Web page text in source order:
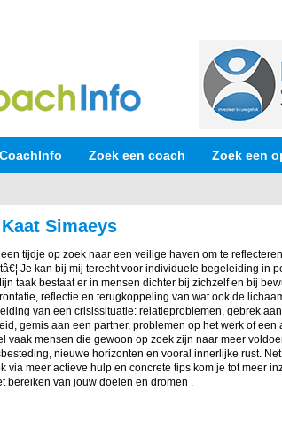
Zoek een coach Zoek een
Simaeys
tijdje op zoek naar een veilige haven om te
Je kan bij mij terecht voor individuele begeleiding in
taak bestaat er in mensen dichter bij zichzelf en bij
reflectie en terugkoppeling van wat ook de
van een crisissituatie: relatieproblemen, gebrek
gemis aan een partner, problemen op het werk of een
vaak mensen die gewoon op zoek zijn naar meer
nieuwe horizonten en vooral innerlijke rust.
via meer actieve hulp en concrete tips kom je tot meer
bereiken van jouw doelen en dromen .